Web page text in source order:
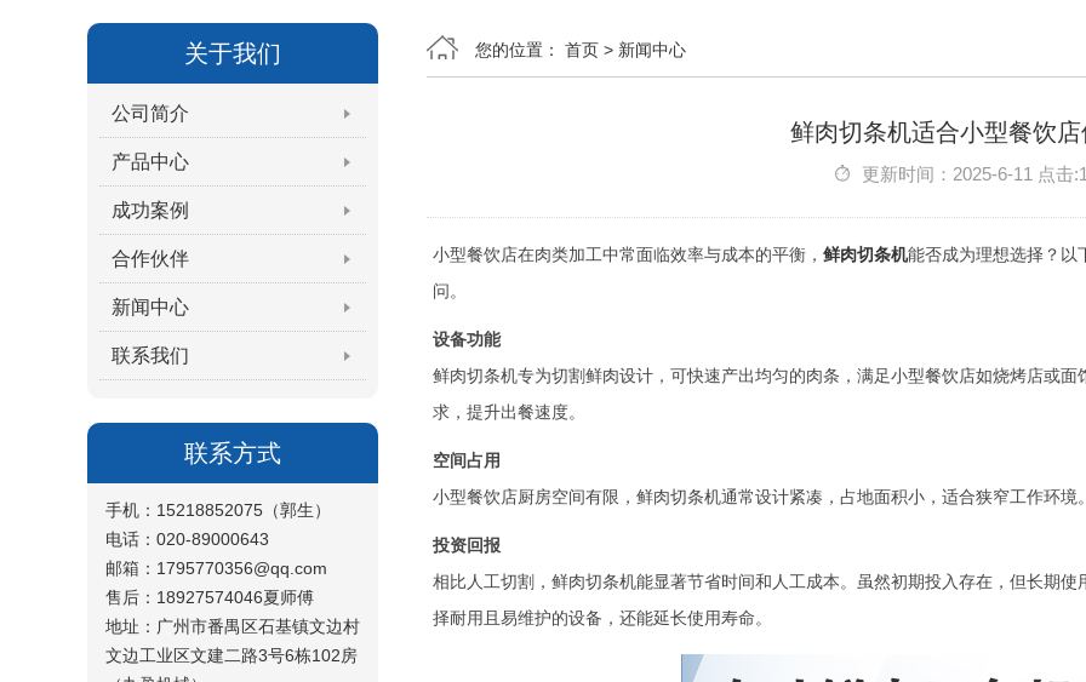
关于我们
公司简介
产品中心
成功案例
合作伙伴
新闻中心
联系我们
联系方式
手机：15218852075（郭生）
电话：020-89000643
邮箱：1795770356@qq.com
售后：18927574046夏师傅
地址：广州市番禺区石基镇文边村
文边工业区文建二路3号6栋102房
您的位置： 首页 > 新闻中心
鲜肉切条机适合小型餐饮
更新时间：2025-6-11 点击
小型餐饮店在肉类加工中常面临效率与成本的平衡， 鲜肉切条机能否成为理想选择？以
问。
设备功能
鲜肉切条机专为切割鲜肉设计，可快速产出均匀的肉条，满足小型餐饮店如烧烤店或
求，提升出餐速度。
空间占用
小型餐饮店厨房空间有限，鲜肉切条机通常设计紧凑，占地面积小，适合狭窄工作环
投资回报
相比人工切割，鲜肉切条机能显著节省时间和人工成本。虽然初期投入存在，但长期
择耐用且易维护的设备，还能延长使用寿命。